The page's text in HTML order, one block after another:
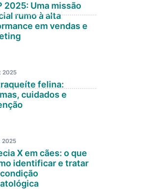
2025: Uma missão
rumo à alta
em vendas e
2025
felina:
cuidados e
2025
X em cães: o que
identificar e tratar